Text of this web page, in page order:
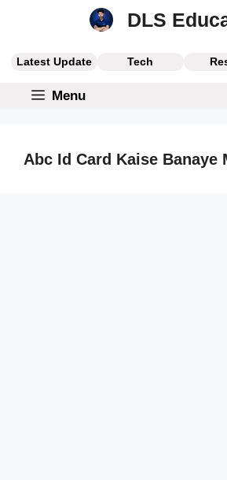
DLS
Latest Update Tech
Menu
Abc Id Card Kaise Banaye